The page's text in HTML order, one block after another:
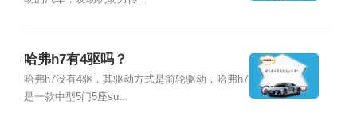
哈弗h7有4驱吗？
哈弗h7没有4驱，其驱动方式是前轮驱动，哈弗h7
是一款中型5门5座su...